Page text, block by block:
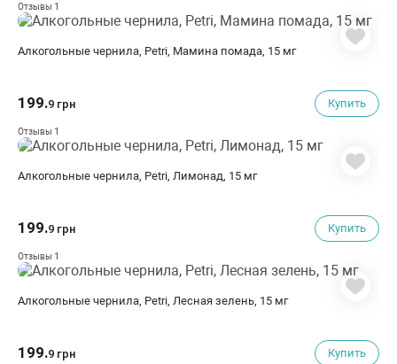
Отзывы 1
Алкогольные чернила, Petri, Мамина помада, 15 мг
199.9 грн Купить
Отзывы 1
Алкогольные чернила, Petri, Лимонад, 15 мг
199.9 грн Купить
Отзывы 1
Алкогольные чернила, Petri, Лесная зелень, 15 мг
199.9 грн Купить